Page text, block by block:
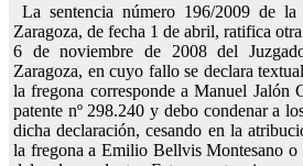
La sentencia número 196/2009 de
Zaragoza, de fecha 1 de abril, ratifica
6 de noviembre de 2008 del
Zaragoza, en cuyo fallo se declara
la fregona corresponde a Manuel Jalón
patente nº 298.240 y debo condenar a
dicha declaración, cesando en la
la fregona a Emilio Bellvis Montesano o